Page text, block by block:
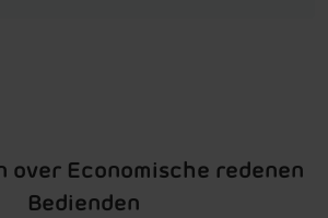
over Economische redenen
Bedienden